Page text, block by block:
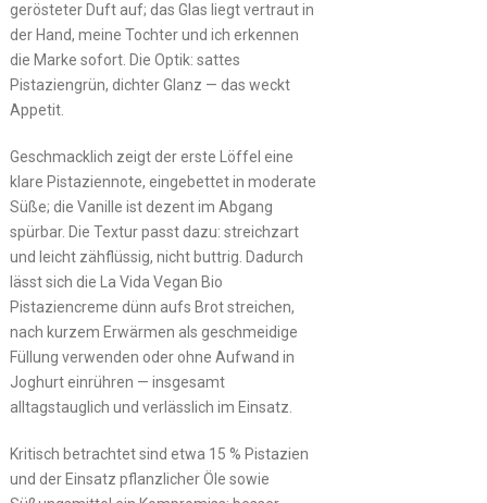
gerösteter Duft auf; das Glas liegt vertraut in
der Hand, meine Tochter und ich erkennen
die Marke sofort. Die Optik: sattes
Pistaziengrün, dichter Glanz — das weckt
Appetit.
Geschmacklich zeigt der erste Löffel eine
klare Pistaziennote, eingebettet in moderate
Süße; die Vanille ist dezent im Abgang
spürbar. Die Textur passt dazu: streichzart
und leicht zähflüssig, nicht buttrig. Dadurch
lässt sich die La Vida Vegan Bio
Pistaziencreme dünn aufs Brot streichen,
nach kurzem Erwärmen als geschmeidige
Füllung verwenden oder ohne Aufwand in
Joghurt einrühren — insgesamt
alltagstauglich und verlässlich im Einsatz.
Kritisch betrachtet sind etwa 15 % Pistazien
und der Einsatz pflanzlicher Öle sowie